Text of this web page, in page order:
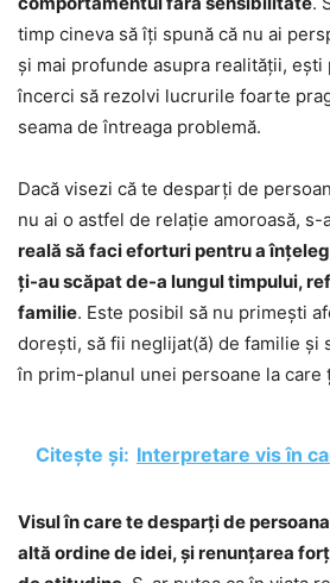
timp cineva să îți spună că nu ai
și mai profunde asupra realității, ești
încerci să rezolvi lucrurile foarte
seama de întreaga problemă.
Dacă visezi că te desparți de
nu ai o astfel de relație amoroasă, s-
reală să faci eforturi pentru a
ți-au scăpat de-a lungul timpului,
familie. Este posibil să nu primești
dorești, să fii neglijat(ă) de familie și
în prim-planul unei persoane la care
Citește și: Interpretare vis în
Visul în care te desparți de
altă ordine de idei, și renunțarea